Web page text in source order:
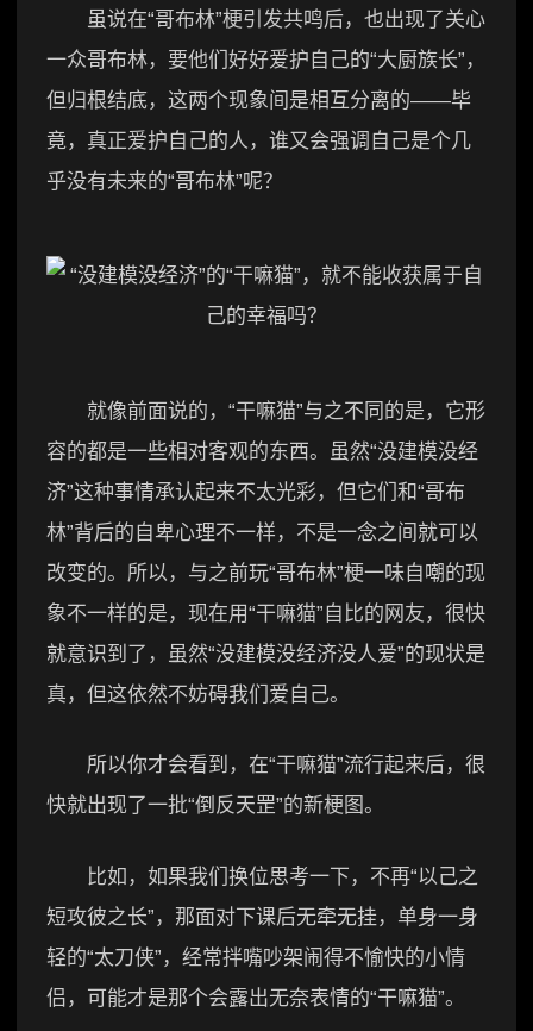
虽说在“哥布林”梗引发共鸣后，也出现了关心
一众哥布林，要他们好好爱护自己的“大厨族长”，
但归根结底，这两个现象间是相互分离的——毕
竟，真正爱护自己的人，谁又会强调自己是个几
乎没有未来的“哥布林”呢？
就像前面说的，“干嘛猫”与之不同的是，它形
容的都是一些相对客观的东西。虽然“没建模没经
济”这种事情承认起来不太光彩，但它们和“哥布
林”背后的自卑心理不一样，不是一念之间就可以
改变的。所以，与之前玩“哥布林”梗一味自嘲的现
象不一样的是，现在用“干嘛猫”自比的网友，很快
就意识到了，虽然“没建模没经济没人爱”的现状是
真，但这依然不妨碍我们爱自己。
所以你才会看到，在“干嘛猫”流行起来后，很
快就出现了一批“倒反天罡”的新梗图。
比如，如果我们换位思考一下，不再“以己之
短攻彼之长”，那面对下课后无牵无挂，单身一身
轻的“太刀侠”，经常拌嘴吵架闹得不愉快的小情
侣，可能才是那个会露出无奈表情的“干嘛猫”。